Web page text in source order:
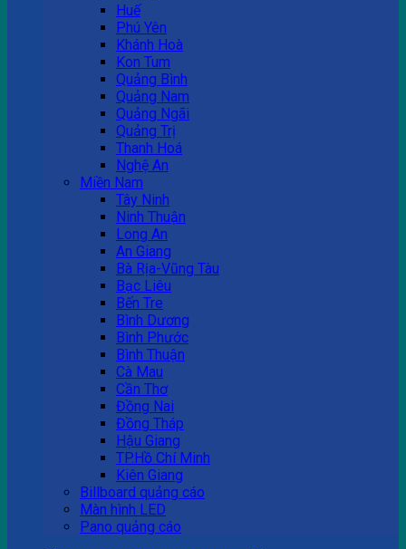
Huế
Phú Yên
Khánh Hoà
Kon Tum
Quảng Bình
Quảng Nam
Quảng Ngãi
Quảng Trị
Thanh Hoá
Nghệ An
Miền Nam
Tây Ninh
Ninh Thuận
Long An
An Giang
Bà Rịa-Vũng Tàu
Bạc Liêu
Bến Tre
Bình Dương
Bình Phước
Bình Thuận
Cà Mau
Cần Thơ
Đồng Nai
Đồng Tháp
Hậu Giang
TP.Hồ Chí Minh
Kiên Giang
Billboard quảng cáo
Màn hình LED
Pano quảng cáo